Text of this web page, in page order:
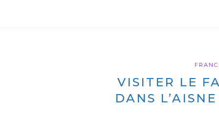
VISITER LE
DANS